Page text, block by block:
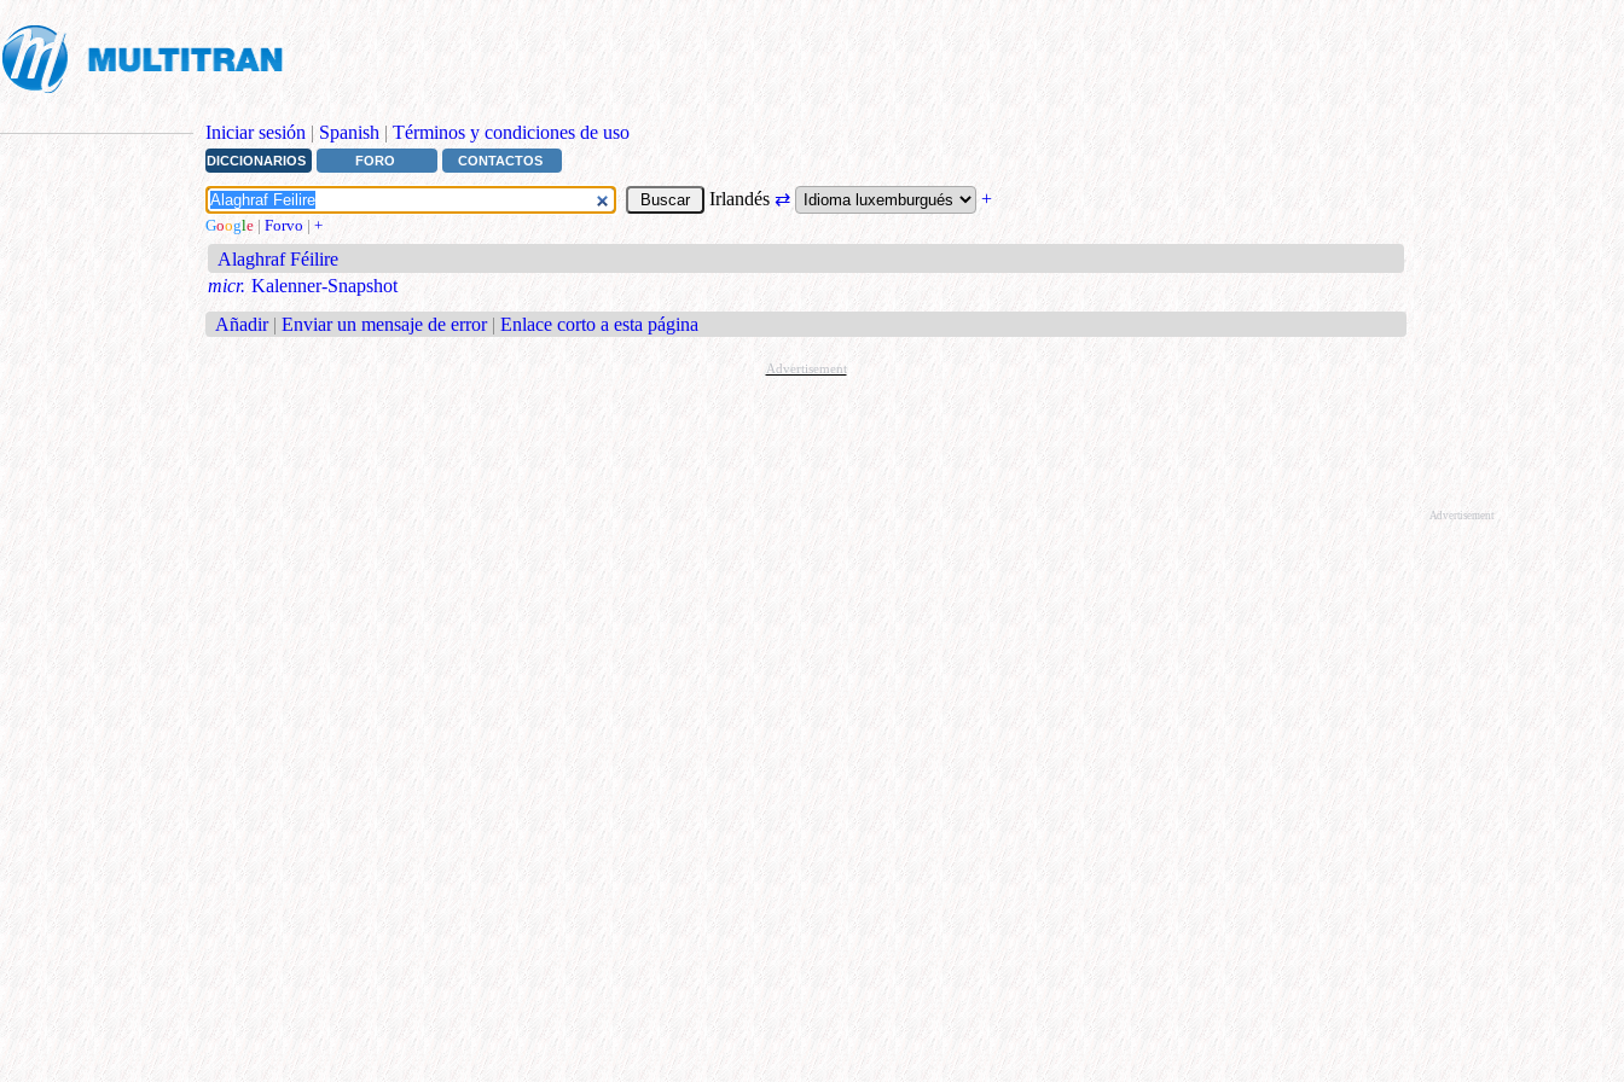
Iniciar sesión | Spanish | Términos y condiciones de uso
DICCIONARIOS FORO CONTACTOS
Irlandés ⇄ +
Google | Forvo | +
Alaghraf Féilire
micr. Kalenner-Snapshot
Añadir | Enviar un mensaje de error | Enlace corto a esta página
Advertisement
Advertisement